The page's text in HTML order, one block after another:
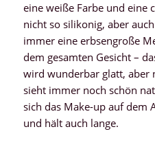
eine weiße Farbe und eine
nicht so silikonig, aber
immer eine erbsengroße
dem gesamten Gesicht –
wird wunderbar glatt, aber
sieht immer noch schön
sich das Make-up auf dem
und hält auch lange.